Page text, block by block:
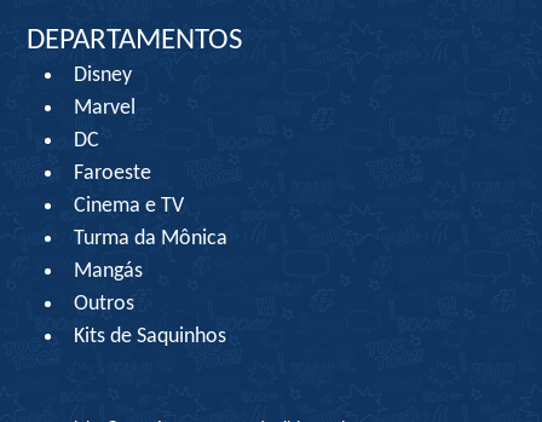
DEPARTAMENTOS
Disney
Marvel
DC
Faroeste
Cinema e TV
Turma da Mônica
Mangás
Outros
Kits de Saquinhos